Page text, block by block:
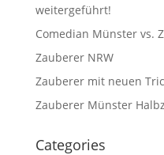
weitergeführt!
Comedian Münster vs.
Zauberer NRW
Zauberer mit neuen
Zauberer Münster
Categories